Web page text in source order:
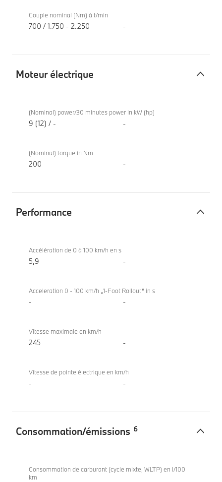
Couple nominal (Nm) à t/min
700 / 1.750 - 2.250 -
Moteur électrique
électrique
xDrive40d
(Nominal) power/30 minutes power in kW (hp)
9 (12) / - -
(Nominal) torque in Nm
200 -
Performance
xDrive40d
Accélération de 0 à 100 km/h en s
5,9 -
Acceleration 0 - 100 km/h „1-Foot Rollout“ in s
- -
Vitesse maximale en km/h
245 -
Vitesse de pointe électrique en km/h
- -
Consommation/émissions 6
émissions
xDrive40d
Consommation de carburant (cycle mixte, WLTP) en l/100
km